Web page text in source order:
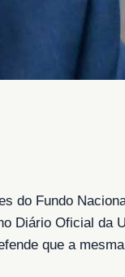
do Fundo
Diário Oficial da
que a